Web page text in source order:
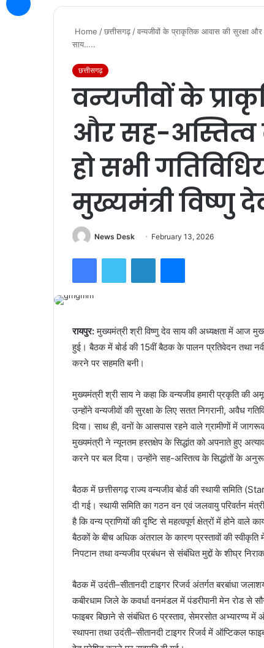
Home /छत्तीसगढ़ /वन्यजीवों के प्राकृतिक आवास की सुरक्षा और
साय…..
छत्तीसगढ़
वन्यजीवों के
और सह-अस्तित्व
हो सभी
मुख्यमंत्री विष्णु
News Desk February 13, 2026
रायपुर:मुख्यमंत्री श्री विष्णु देव साय की अध्यक्षता में आज
हुई। बैठक में बोर्ड की 15वीं बैठक के पालन प्रतिवेदन तथा
करने पर सहमति बनी।
मुख्यमंत्री श्री साय ने कहा कि वन्यजीव हमारी प्रकृति
उन्होंने वन्यजीवों की सुरक्षा के लिए सतत निगरानी, अवैध
दिया। साथ ही, वनों के आसपास रहने वाले ग्रामीणों में
मुख्यमंत्री ने न्यूनतम हस्तक्षेप के सिद्धांत को अपनाते हुए
करने पर बल दिया। उन्होंने सह-अस्तित्व के सिद्धांतों के
बैठक में छत्तीसगढ़ राज्य वन्यजीव बोर्ड की स्थायी
दी गई। स्थायी समिति का गठन वन एवं जलवायु परिवर्तन
है कि वन्य प्राणियों की दृष्टि से महत्वपूर्ण क्षेत्रों में होने वाले
बैठकों के बीच अधिक अंतराल के कारण प्रस्तावों की स्वीकृति
निपटान तथा वन्यजीव प्रबंधन से संबंधित मुद्दों के शीघ्र
बैठक में उदंती–सीतानदी टाइगर रिजर्व अंतर्गत बरबांधा
कबीरधाम जिले के कवर्धा वनमंडल में पंडरीपानी मेन रोड से
फाइबर बिछाने से संबंधित 6 प्रस्ताव, सेमरसोत अभ्यारण्य में
स्थापना तथा उदंती–सीतानदी टाइगर रिजर्व में ऑप्टिकल